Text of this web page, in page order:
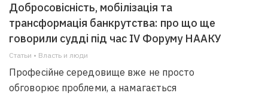
Добросовісність, мобілізація та
трансформація банкрутства: про що ще
говорили судді під час IV Форуму НААКУ
Статьи • Власть и люди
Професійне середовище вже не просто
обговорює проблеми, а намагається